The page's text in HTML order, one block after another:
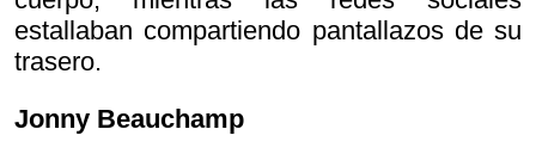
estallaban compartiendo pantallazos de su
trasero.
Jonny Beauchamp